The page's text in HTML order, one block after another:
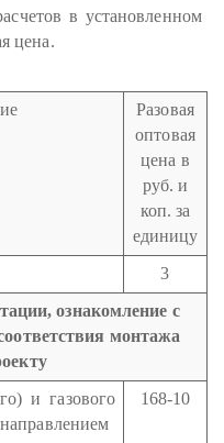
в установленном
цена.
Разовая
оптовая
цена в
руб. и
коп. за
единицу
3
ознакомление с
монтажа
и газового
168-10